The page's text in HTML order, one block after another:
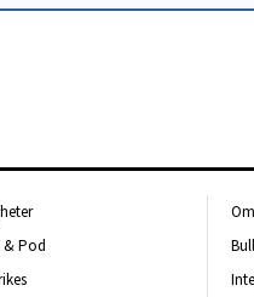
& Pod